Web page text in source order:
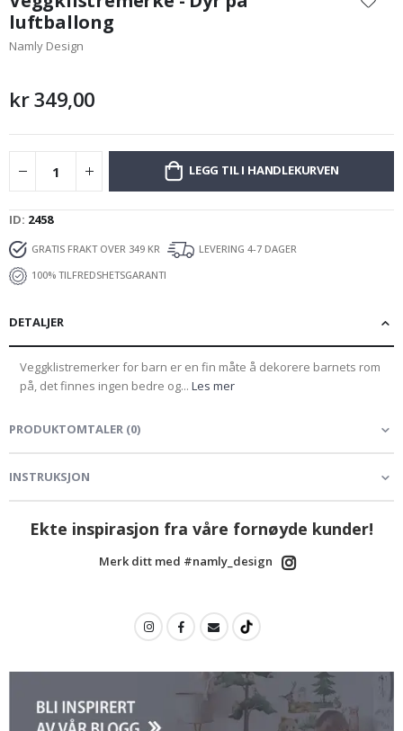
begynnelsen
av
bildegalleri
luftballong
Namly Design
kr 349,00
LEGG TIL I HANDLEKURVEN
ID 2458
GRATIS FRAKT OVER 349 KR
LEVERING 4-7 DAGER
100% TILFREDSHETSGARANTI
DETALJER
Veggklistremerker for barn er en fin måte å dekorere barnets rom
på, det finnes ingen bedre og... Les mer
PRODUKTOMTALER (0)
INSTRUKSJON
Ekte inspirasjon fra våre fornøyde kunder!
Merk ditt med #namly_design